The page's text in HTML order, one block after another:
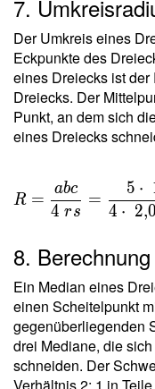
\dfrac{
29{,}342
}{
14{,}5 }
=
2{,}024
7.
Der Umkreis eines
Eckpunkte des
eines Dreiecks ist
Dreiecks. Der
Punkt, an dem sich
eines Dreiecks
R =
\dfrac{
4 \ r s }
\dfrac{
5 \cdot
\ 12
\cdot \
12 }{ 4
R =
4 rs
abc
=
4 ⋅ 2,0
5 ⋅
8.
Ein Median eines
einen Scheitelpunkt
gegenüberliegenden
drei Mediane, die
schneiden. Der